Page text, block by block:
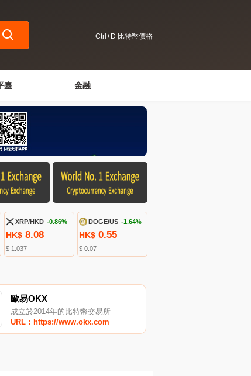
Ctrl+D 比特幣價格
臺 金融
XRP/HKD -0.86%
HK$ 8.08
$ 1.037
DOGE/US -1.64%
HK$ 0.55
$ 0.07
歐易OKX
成立於2014年的比特幣交易所
URL：https://www.okx.com